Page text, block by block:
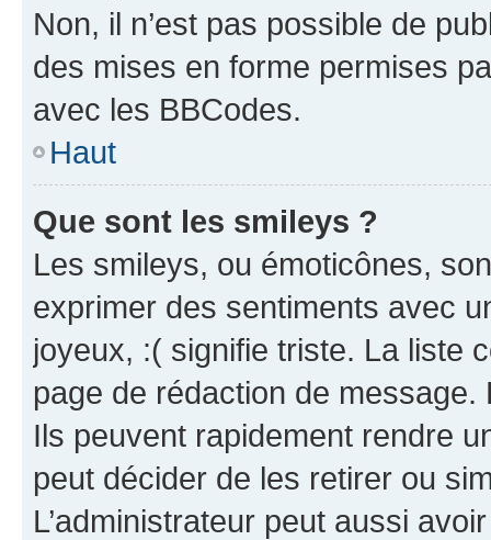
Non, il n’est pas possible de
des mises en forme permises
avec les BBCodes.
Haut
Que sont les smileys ?
Les smileys, ou émoticônes,
exprimer des sentiments avec
joyeux, :( signifie triste. La liste
page de rédaction de
Ils peuvent rapidement rendre
peut décider de les retirer ou
L’administrateur peut aussi